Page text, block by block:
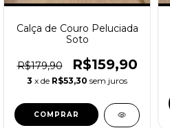
Calça de Couro Peluciada
Soto
R$179,90 R$159,90
3 x de R$53,30 sem juros
COMPRAR